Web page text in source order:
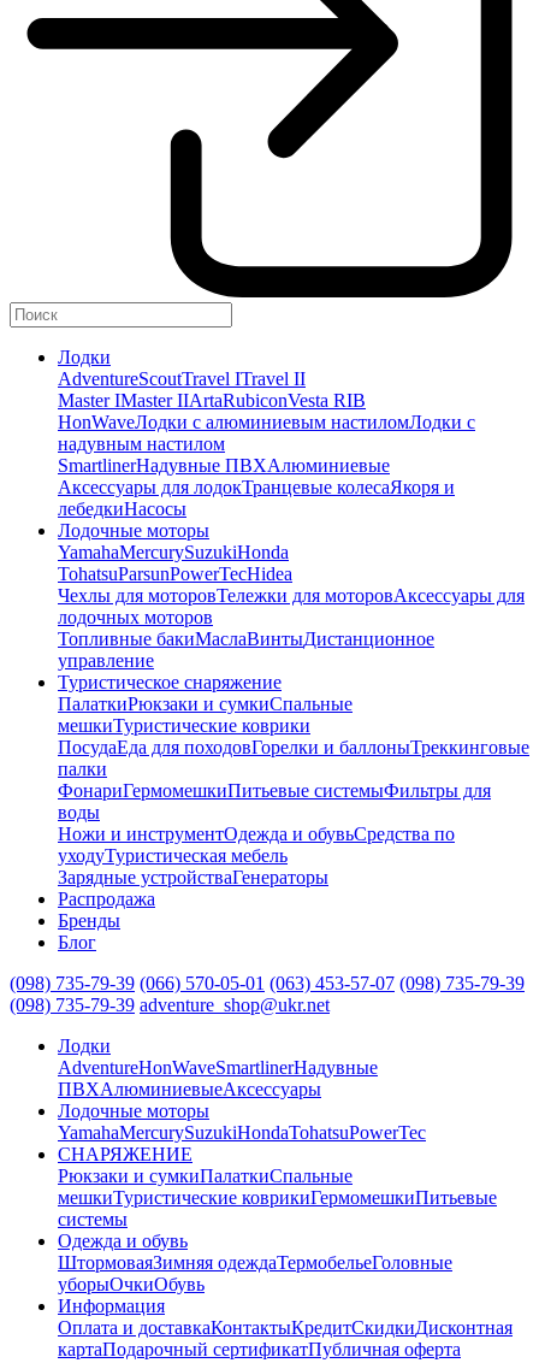
Лодки
AdventureScoutTravel ITravel II
Master IMaster IIArtaRubiconVesta RIB
HonWaveЛодки с алюминиевым настиломЛодки с
надувным настилом
SmartlinerНадувные ПВХАлюминиевые
Аксессуары для лодокТранцевые колесаЯкоря и
лебедкиНасосы
Лодочные моторы
YamahaMercurySuzukiHonda
TohatsuParsunPowerTecHidea
Чехлы для моторовТележки для моторовАксессуары для
лодочных моторов
Топливные бакиМаслаВинтыДистанционное
управление
Туристическое снаряжение
ПалаткиРюкзаки и сумкиСпальные
мешкиТуристические коврики
ПосудаЕда для походовГорелки и баллоныТреккинговые
палки
ФонариГермомешкиПитьевые системыФильтры для
воды
Ножи и инструментОдежда и обувьСредства по
уходуТуристическая мебель
Зарядные устройстваГенераторы
Распродажа
Бренды
Блог
(098) 735-79-39 (066) 570-05-01 (063) 453-57-07 (098) 735-79-39
(098) 735-79-39 adventure_shop@ukr.net
Лодки
AdventureHonWaveSmartlinerНадувные
ПВХАлюминиевыеАксессуары
Лодочные моторы
YamahaMercurySuzukiHondaTohatsuPowerTec
СНАРЯЖЕНИЕ
Рюкзаки и сумкиПалаткиСпальные
мешкиТуристические коврикиГермомешкиПитьевые
системы
Одежда и обувь
ШтормоваяЗимняя одеждаТермобельеГоловные
уборыОчкиОбувь
Информация
Оплата и доставкаКонтактыКредитСкидкиДисконтная
картаПодарочный сертификатПубличная оферта